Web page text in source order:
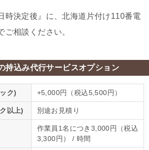
時決定後』に、北海道片付け110番電
ご相談ください。
持込み代行サービスオプション
ク) +5,000円（税込5,500円）
以上) 別途お見積り
作業員1名につき3,000円（税込
3,300円） / 時間